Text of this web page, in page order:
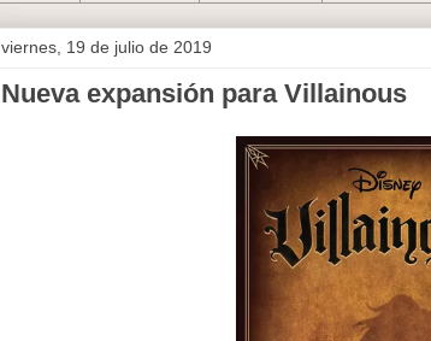
viernes, 19 de julio de 2019
Nueva expansión para Villainous